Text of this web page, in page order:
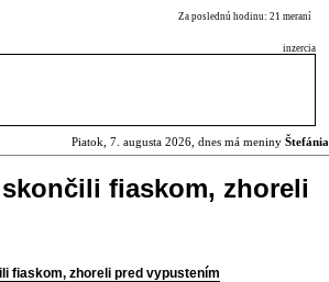
Za poslednú hodinu: 21 meraní
inzercia
Piatok, 7. augusta 2026, dnes má meniny Štefánia
fiaskom, zhoreli
fiaskom, zhoreli pred vypustením